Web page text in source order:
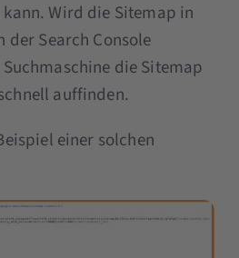
Wird die Sitemap in
Search Console
die Sitemap
auffinden.
einer solchen